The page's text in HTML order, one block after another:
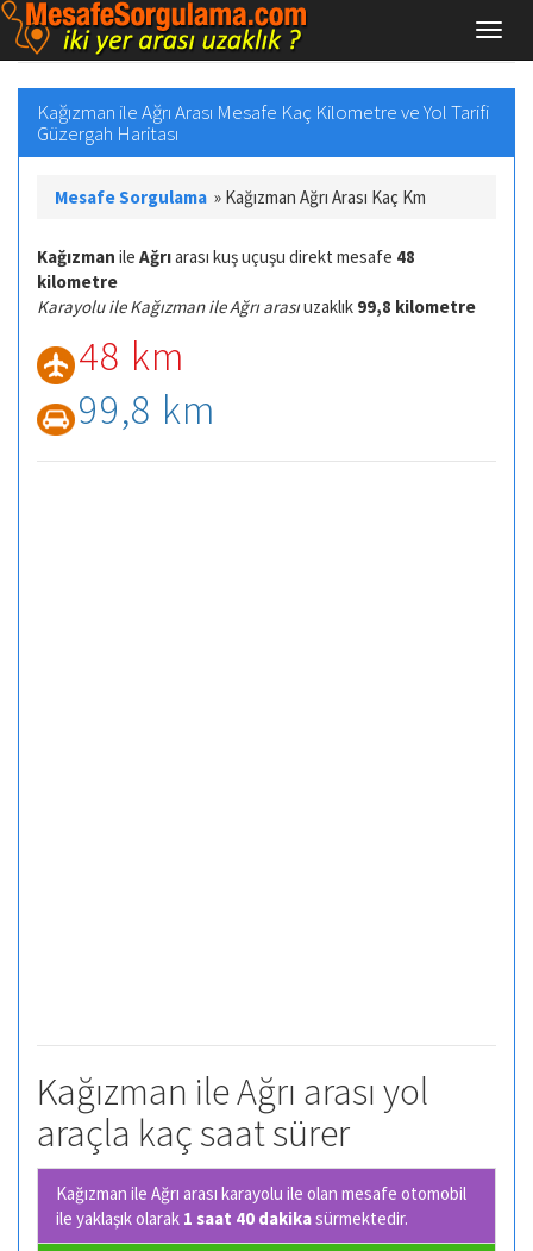
Kağızman ile Ağrı Arası Mesafe Kaç Kilometre ve Yol Tarifi
Güzergah Haritası
Mesafe Sorgulama » Kağızman Ağrı Arası Kaç Km
Kağızman ile Ağrıarası kuş uçuşu direkt mesafe 48
kilometre
Karayolu ile Kağızman ile Ağrı arasıuzaklık 99,8 kilometre
48 km
99,8 km
Kağızman ile Ağrı arası yol
araçla kaç saat sürer
Kağızman ile Ağrı arası karayolu ile olan mesafe otomobil
ile yaklaşık olarak 1 saat 40 dakikasürmektedir.